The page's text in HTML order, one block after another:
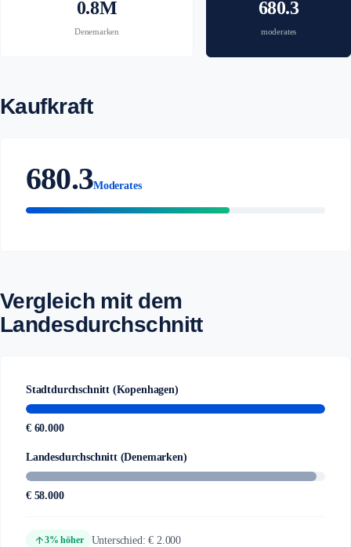
0.8M
Denemarken
680.3
moderates
Kaufkraft
680.3Moderates
Vergleich mit dem
Landesdurchschnitt
Stadtdurchschnitt (Kopenhagen)
€ 60.000
Landesdurchschnitt (Denemarken)
€ 58.000
arrow_upward3% höher Unterschied: € 2.000